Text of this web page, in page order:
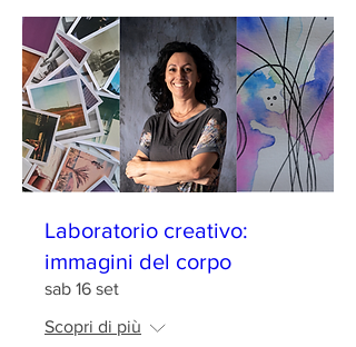
Laboratorio creativo:
immagini del corpo
sab 16 set
Scopri di più